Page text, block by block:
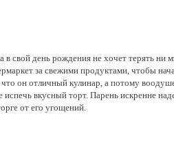
в свой день рождения не хочет терять ни
за свежими продуктами, чтобы
что он отличный кулинар, а потому
испечь вкусный торт. Парень искренне
от его угощений.